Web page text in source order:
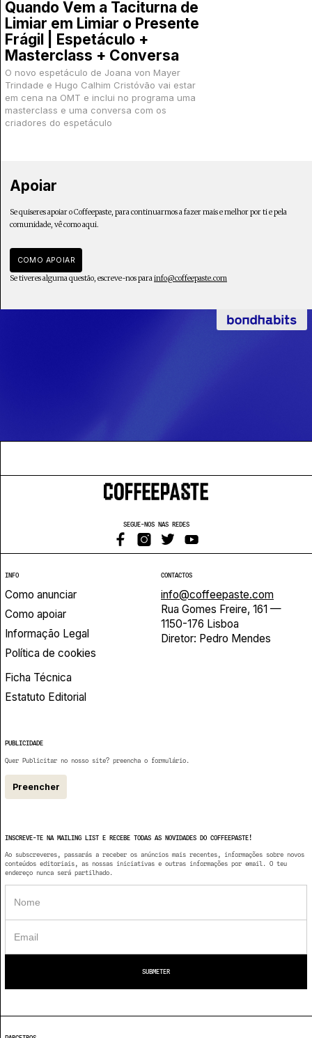
Quando Vem a Taciturna de
Limiar em Limiar o Presente
Frágil | Espetáculo +
Masterclass + Conversa
O novo espetáculo de Joana von Mayer
Trindade e Hugo Calhim Cristóvão vai estar
em cena na OMT e inclui no programa uma
masterclass e uma conversa com os
criadores do espetáculo
Apoiar
Se quiseres apoiar o Coffeepaste, para continuarmos a fazer mais e melhor por ti e pela
comunidade, vê como aqui.
COMO APOIAR
Se tiveres alguma questão, escreve-nos parainfo@coffeepaste.com
SEGUE-NOS NAS REDES
INFO
Como anunciar
Como apoiar
Informação Legal
Política de cookies
Ficha Técnica
Estatuto Editorial
CONTACTOS
info@coffeepaste.com
Rua Gomes Freire, 161 —
1150-176 Lisboa
Diretor: Pedro Mendes
PUBLICIDADE
Quer Publicitar no nosso site? preencha o formulário.
Preencher
INSCREVE-TE NA MAILING LIST E RECEBE TODAS AS NOVIDADES DO COFFEEPASTE!
Ao subscreveres, passarás a receber os anúncios mais recentes, informações sobre novos
conteúdos editoriais, as nossas iniciativas e outras informações por email. O teu
endereço nunca será partilhado.